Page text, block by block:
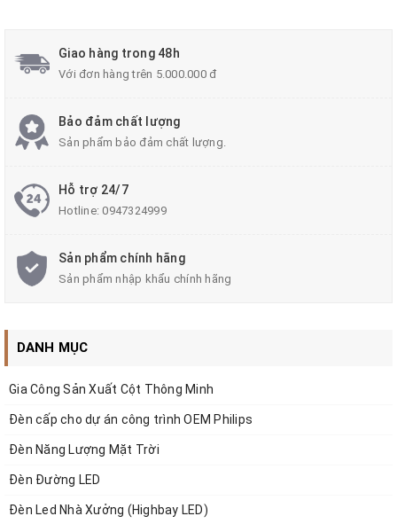
#denledsanvuon #densanvuon #dencanhquan #zalaa
#zalaalighting
Giao hàng trong 48h
Với đơn hàng trên 5.000.000 đ
Bảo đảm chất lượng
Sản phẩm bảo đảm chất lượng.
Hỗ trợ 24/7
Hotline:0947324999
Sản phẩm chính hãng
Sản phẩm nhập khẩu chính hãng
DANH MỤC
Gia Công Sản Xuất Cột Thông Minh
Đèn cấp cho dự án công trình OEM Philips
Đèn Năng Lượng Mặt Trời
Đèn Đường LED
Đèn Led Nhà Xưởng (Highbay LED)